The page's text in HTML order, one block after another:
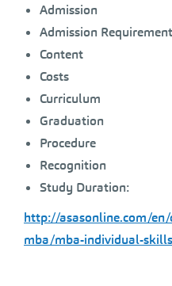
Admission
Admission
Content
Costs
Curriculum
Graduation
Procedure
Recognition
Study Duration:
http://asasonline.com/
mba/mba-individual-